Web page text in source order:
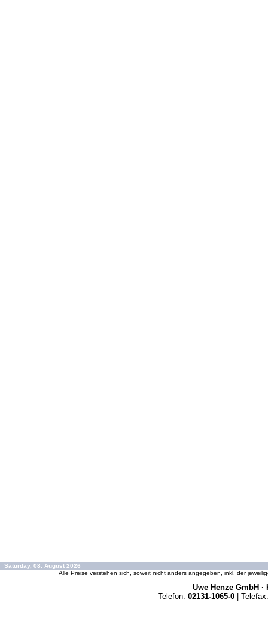
Saturday, 08. August 2026
Alle Preise verstehen sich, soweit nicht anders angegeben, inkl. der
Uwe Henze GmbH ·
Telefon: 02131-1065-0 | Telefax: